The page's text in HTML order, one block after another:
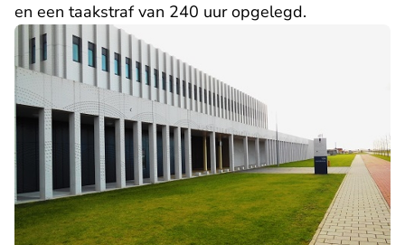
en een taakstraf van 240 uur opgelegd.